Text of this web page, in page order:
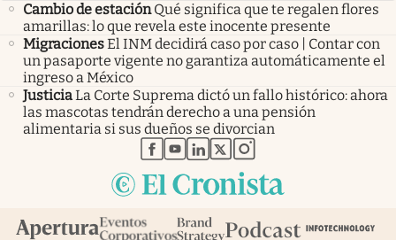
Cambio de estación Qué significa que te regalen flores
amarillas: lo que revela este inocente presente
MigracionesEl INM decidirá caso por caso | Contar con
un pasaporte vigente no garantiza automáticamente el
ingreso a México
JusticiaLa Corte Suprema dictó un fallo histórico: ahora
las mascotas tendrán derecho a una pensión
alimentaria si sus dueños se divorcian
abre en nueva pestaña
abre en nueva pestaña
abre en nueva pestaña
abre en nueva pestaña
abre en nueva pestaña